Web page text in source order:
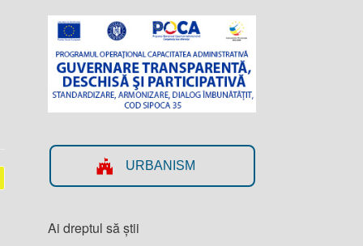
URBANISM
Ai dreptul să știi